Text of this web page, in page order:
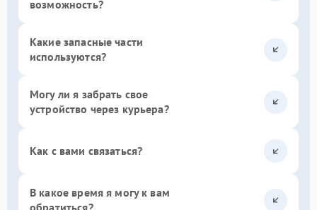
возможность?
Какие запасные части
используются?
Могу ли я забрать свое
устройство через курьера?
Как с вами связаться?
В какое время я могу к вам